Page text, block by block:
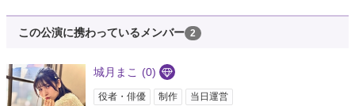
この公演に携わっているメンバー 2
城月まこ (0)
役者・俳優 制作 当日運営